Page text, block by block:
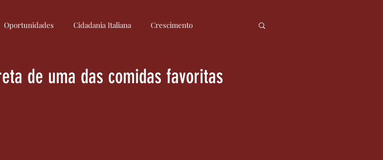
Oportunidades Cidadania Italiana Crescimento
de uma das comidas favoritas